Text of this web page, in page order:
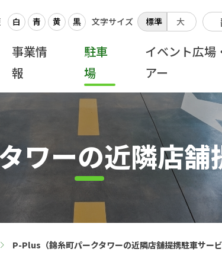
白 青 黄 黒 文字サイズ 標準 大
事業情
報
駐車
場
イベント広場
アー
ワーの近隣店
P-Plus（錦糸町パークタワーの近隣店舗提携駐車サービ